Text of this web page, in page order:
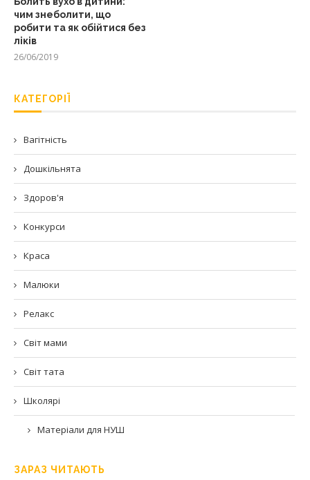
чим знеболити, що
робити та як обійтися без
ліків
26/06/2019
КАТЕГОРІЇ
Вагітність
Дошкільнята
Здоров'я
Конкурси
Краса
Малюки
Релакс
Світ мами
Світ тата
Школярі
Матеріали для НУШ
ЗАРАЗ ЧИТАЮТЬ